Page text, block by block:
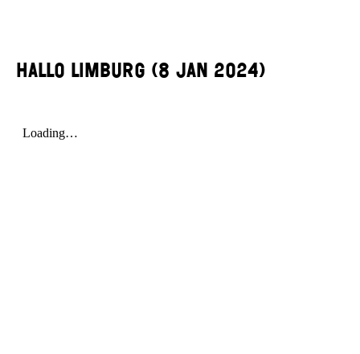
Hallo Limburg (8 jan 2024)